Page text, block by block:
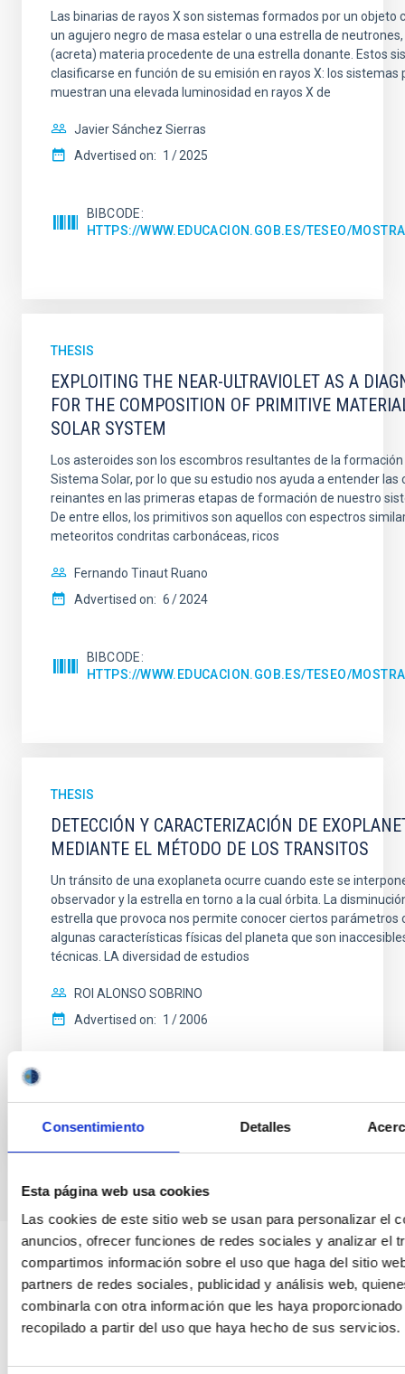
Consentimiento Detalles
Esta página web usa cookies
Las cookies de este sitio web se usan para personalizar el
anuncios, ofrecer funciones de redes sociales y analizar el
compartimos información sobre el uso que haga del sitio
partners de redes sociales, publicidad y análisis web,
combinarla con otra información que les haya
recopilado a partir del uso que haya hecho de sus servicios.
Las binarias de rayos X son sistemas formados por un objeto
un agujero negro de masa estelar o una estrella de
(acreta) materia procedente de una estrella donante. Estos
clasificarse en función de su emisión en rayos X: los sistemas
muestran una elevada luminosidad en rayos X de
Javier Sánchez Sierras
Advertised on: 1 2025
BIBCODE
HTTPS://WWW.EDUCACION.GOB.ES/TESEO/
THESIS
EXPLOITING THE NEAR-ULTRAVIOLET AS A
FOR THE COMPOSITION OF PRIMITIVE
SOLAR SYSTEM
Los asteroides son los escombros resultantes de la
Sistema Solar, por lo que su estudio nos ayuda a entender las
reinantes en las primeras etapas de formación de nuestro
De entre ellos, los primitivos son aquellos con espectros
meteoritos condritas carbonáceas, ricos
Fernando Tinaut Ruano
Advertised on: 6 2024
BIBCODE
HTTPS://WWW.EDUCACION.GOB.ES/TESEO/
THESIS
DETECCIÓN Y CARACTERIZACIÓN DE
MEDIANTE EL MÉTODO DE LOS TRANSITOS
Un tránsito de una exoplaneta ocurre cuando este se
observador y la estrella en torno a la cual órbita. La
estrella que provoca nos permite conocer ciertos parámetros
algunas características físicas del planeta que son
técnicas. LA diversidad de estudios
ROI ALONSO SOBRINO
Advertised on: 1 2006